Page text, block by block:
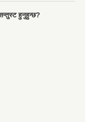
सन्तुस्ट हुनुहुन्छ?